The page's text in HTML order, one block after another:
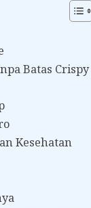
Batas Crispy
Kesehatan